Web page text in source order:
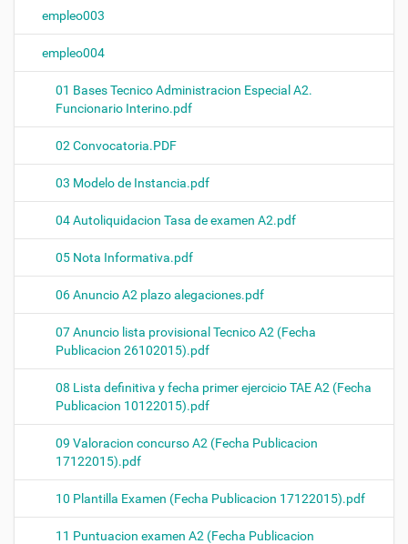
i
n
empleo003
empleo004
01 Bases Tecnico Administracion Especial A2.
Funcionario Interino.pdf
02 Convocatoria.PDF
03 Modelo de Instancia.pdf
04 Autoliquidacion Tasa de examen A2.pdf
05 Nota Informativa.pdf
06 Anuncio A2 plazo alegaciones.pdf
07 Anuncio lista provisional Tecnico A2 (Fecha
Publicacion 26102015).pdf
08 Lista definitiva y fecha primer ejercicio TAE A2 (Fecha
Publicacion 10122015).pdf
09 Valoracion concurso A2 (Fecha Publicacion
17122015).pdf
10 Plantilla Examen (Fecha Publicacion 17122015).pdf
11 Puntuacion examen A2 (Fecha Publicacion